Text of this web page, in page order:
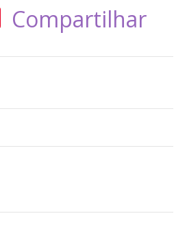
Pi
er
st
Compartilhar